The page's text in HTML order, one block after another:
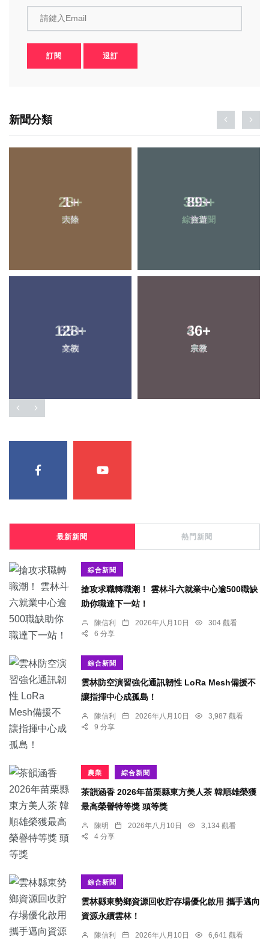
請鍵入Email
訂閱 退訂
新聞分類
1+
大陸
89+
旅遊
128+
文教
36+
宗教
最新新聞 熱門新聞
綜合新聞
搶攻求職轉職潮！ 雲林斗六就業中心逾500職缺
助你職達下一站！
陳信利 2026年八月10日
304 觀看
6 分享
綜合新聞
雲林防空演習強化通訊韌性 LoRa Mesh備援不
讓指揮中心成孤島！
陳信利 2026年八月10日
3,987 觀看
9 分享
農業 綜合新聞
茶韻涵香 2026年苗栗縣東方美人茶 韓順雄榮獲
最高榮譽特等獎 頭等獎
陳明 2026年八月10日
3,134 觀看
4 分享
綜合新聞
雲林縣東勢鄉資源回收貯存場優化啟用 攜手邁向
資源永續雲林！
陳信利 2026年八月10日
6,641 觀看